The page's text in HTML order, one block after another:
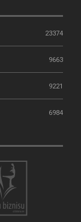
23374
9663
9221
6984